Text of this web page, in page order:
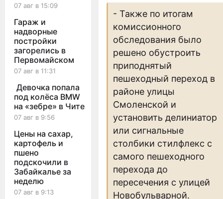
07 авг в 15:09
Гараж и
надворные
постройки
загорелись в
Первомайском
07 авг в 11:31
Девочка попала
под колёса BMW
на «зебре» в Чите
07 авг в 9:56
Цены на сахар,
картофель и
пшено
подскочили в
Забайкалье за
неделю
07 авг в 9:13
- Также по итогам
комиссионного
обследования было
решено обустроить
приподнятый
пешеходный переход в
районе улицы
Смоленской и
установить делиниатор
или сигнальные
столбики стилфлекс с
самого пешеходного
перехода до
пересечения с улицей
Новобульварной.